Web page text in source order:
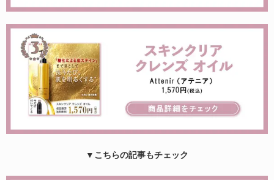
▼こちらの記事もチェック